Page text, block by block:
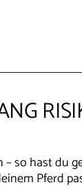
so hast du
Pferd